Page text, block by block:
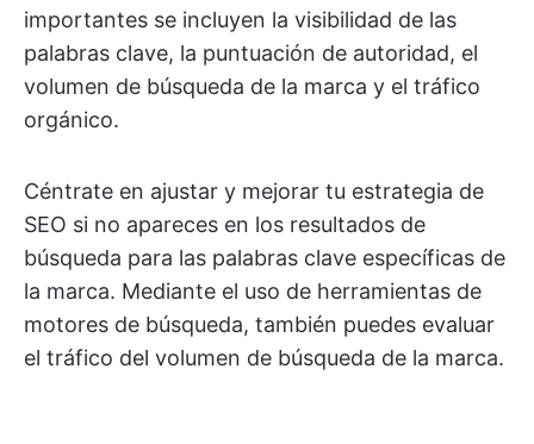
importantes se incluyen la visibilidad de las
palabras clave, la puntuación de autoridad, el
volumen de búsqueda de la marca y el tráfico
orgánico.
Céntrate en ajustar y mejorar tu estrategia de
SEO si no apareces en los resultados de
búsqueda para las palabras clave específicas de
la marca. Mediante el uso de herramientas de
motores de búsqueda, también puedes evaluar
el tráfico del volumen de búsqueda de la marca.